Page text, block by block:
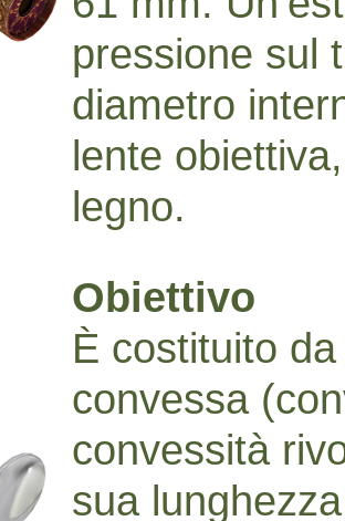
pressione sul
diametro
lente
legno.
Obiettivo
È costituito
convessa
convessità
sua